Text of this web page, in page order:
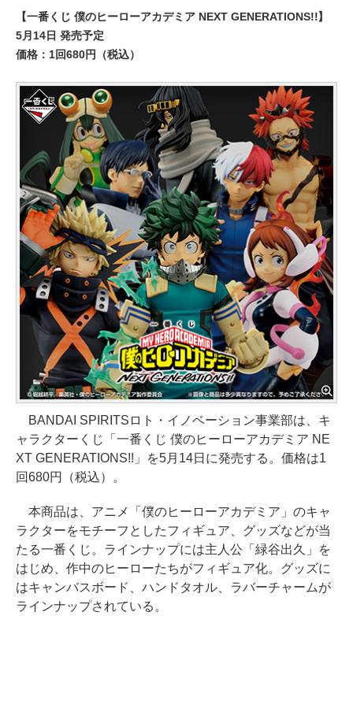
【一番くじ 僕のヒーローアカデミア NEXT GENERATIONS!!】
5月14日 発売予定
価格：1回680円（税込）
BANDAI SPIRITSロト・イノベーション事業部は、キ
ャラクターくじ「一番くじ 僕のヒーローアカデミア NE
XT GENERATIONS!!」を5月14日に発売する。価格は1
回680円（税込）。
本商品は、アニメ「僕のヒーローアカデミア」のキャ
ラクターをモチーフとしたフィギュア、グッズなどが当
たる一番くじ。ラインナップには主人公「緑谷出久」を
はじめ、作中のヒーローたちがフィギュア化。グッズに
はキャンバスボード、ハンドタオル、ラバーチャームが
ラインナップされている。